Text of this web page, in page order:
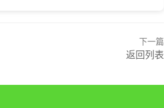
下一篇
返回列表